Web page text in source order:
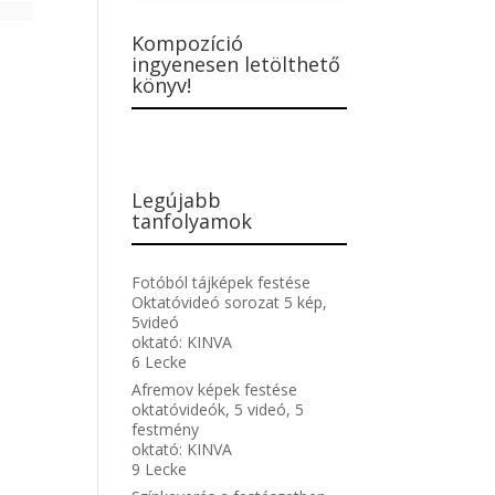
Kompozíció
ingyenesen letölthető
könyv!
Legújabb
tanfolyamok
Fotóból tájképek festése
Oktatóvideó sorozat 5 kép,
5videó
oktató: KINVA
6 Lecke
Afremov képek festése
oktatóvideók, 5 videó, 5
festmény
oktató: KINVA
9 Lecke